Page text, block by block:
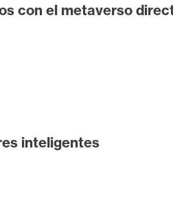
con el metaverso
inteligentes